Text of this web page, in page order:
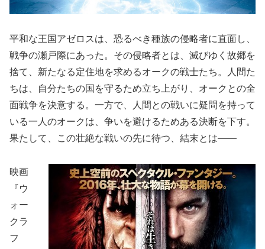
平和な王国アゼロスは、恐るべき種族の侵略者に直面し、
戦争の瀬戸際にあった。その侵略者とは、滅びゆく故郷を
捨て、新たなる定住地を求めるオークの戦士たち。人間た
ちは、自分たちの国を守るため立ち上がり、オークとの全
面戦争を決意する。一方で、人間との戦いに疑問を持って
いる一人のオークは、争いを避けるためある決断を下す。
果たして、この壮絶な戦いの先に待つ、結末とは――
映画
『ウ
ォー
クラ
フ